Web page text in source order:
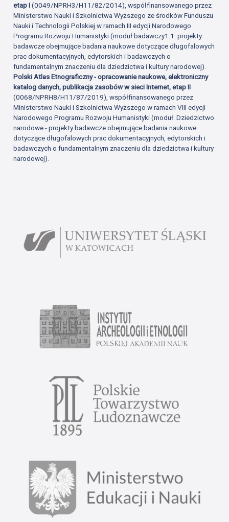
etap I(0049/NPRH3/H11/82/2014), współfinansowanego przez
Ministerstwo Nauki i Szkolnictwa Wyższego ze środków Funduszu
Nauki i Technologii Polskiej w ramach III edycji Narodowego
Programu Rozwoju Humanistyki (moduł badawczy1.1: projekty
badawcze obejmujące badania naukowe dotyczące długofalowych
prac dokumentacyjnych, edytorskich i badawczych o
fundamentalnym znaczeniu dla dziedzictwa i kultury narodowej).
Polski Atlas Etnograficzny - opracowanie naukowe, elektroniczny
katalog danych, publikacja zasobów w sieci Internet, etap II
(0068/NPRH8/H11/87/2019), współfinansowanego przez
Ministerstwo Nauki i Szkolnictwa Wyższego w ramach VIII edycji
Narodowego Programu Rozwoju Humanistyki (moduł: Dziedzictwo
narodowe - projekty badawcze obejmujące badania naukowe
dotyczące długofalowych prac dokumentacyjnych, edytorskich i
badawczych o fundamentalnym znaczeniu dla dziedzictwa i kultury
narodowej).